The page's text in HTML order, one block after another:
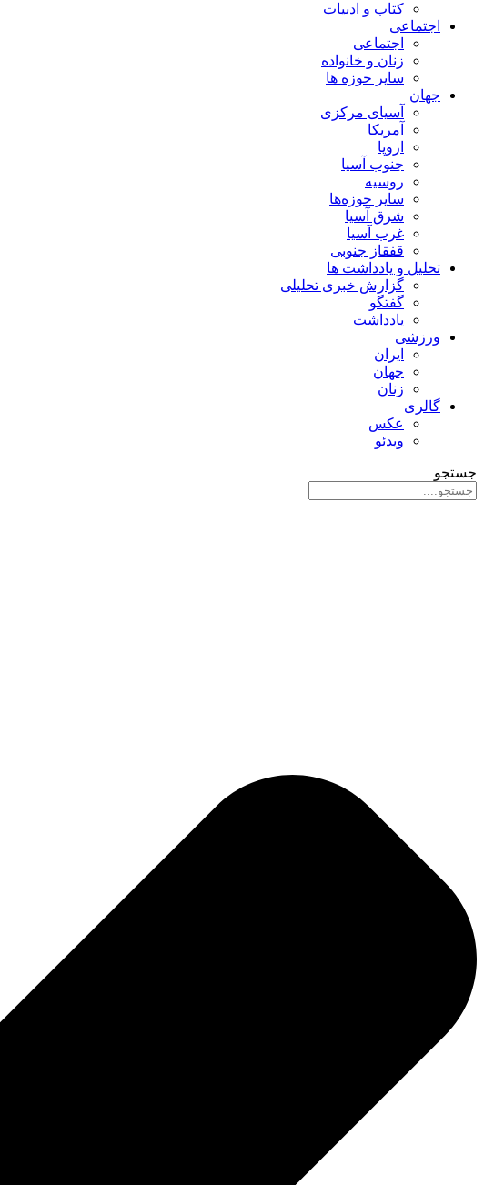
کتاب و ادبیات
اجتماعی
اجتماعی
زنان و خانواده
سایر حوزه ها
جهان
آسیای مرکزی
آمریکا
اروپا
جنوب آسیا
روسیه
سایر حوزه‌ها
شرق آسیا
غرب آسیا
قفقاز جنوبی
تحلیل و یادداشت ها
گزارش خبری تحلیلی
گفتگو
یادداشت
ورزشی
ایران
جهان
زنان
گالری
عکس
ویدئو
جستجو